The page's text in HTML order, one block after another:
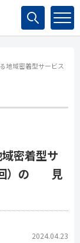
地域密着型サービス
密着型サ
回）の 見
2024.04.23